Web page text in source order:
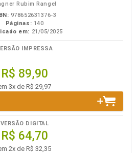
Rubim Rangel
978652631376-3
Páginas: 140
em: 21/05/2025
IMPRESSA
R$ 89,90
3x de R$ 29,97
VERSÃO DIGITAL
R$ 64,70
2x de R$ 32,35